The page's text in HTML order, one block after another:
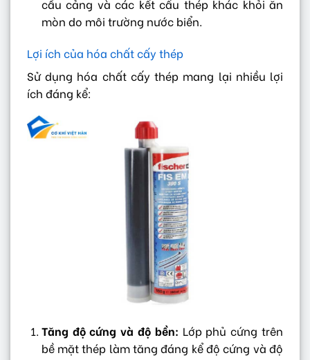
cầu cảng và các kết cấu thép khác khỏi ăn
mòn do môi trường nước biển.
Lợi ích của hóa chất cấy thép
Sử dụng hóa chất cấy thép mang lại nhiều lợi
ích đáng kể:
Tăng độ cứng và độ bền: Lớp phủ cứng trên
bề mặt thép làm tăng đáng kể độ cứng và độ